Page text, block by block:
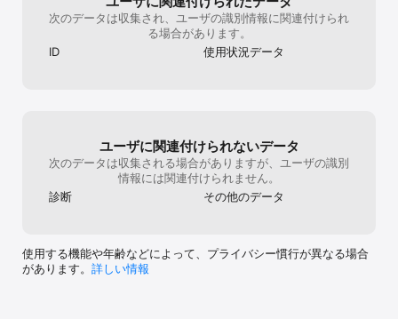
次のデータは収集され、ユーザの識別情報に関連付けられ
る場合があります。
ID
使用状況データ
ユーザに関連付けられないデータ
次のデータは収集される場合がありますが、ユーザの識別
情報には関連付けられません。
診断
その他のデータ
使用する機能や年齢などによって、プライバシー慣行が異なる場合
があります。 詳しい情報